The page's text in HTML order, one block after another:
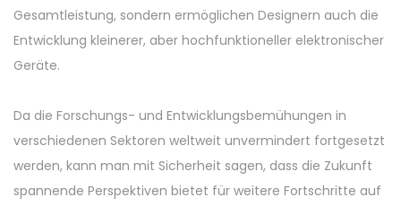
Gesamtleistung, sondern ermöglichen Designern auch die
Entwicklung kleinerer, aber hochfunktioneller elektronischer
Geräte.
Da die Forschungs- und Entwicklungsbemühungen in
verschiedenen Sektoren weltweit unvermindert fortgesetzt
werden, kann man mit Sicherheit sagen, dass die Zukunft
spannende Perspektiven bietet für weitere Fortschritte auf